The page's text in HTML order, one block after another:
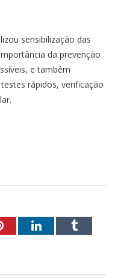
sensibilização das
da prevenção
e também
rápidos, verificação
PinterestLinkedInTumblr